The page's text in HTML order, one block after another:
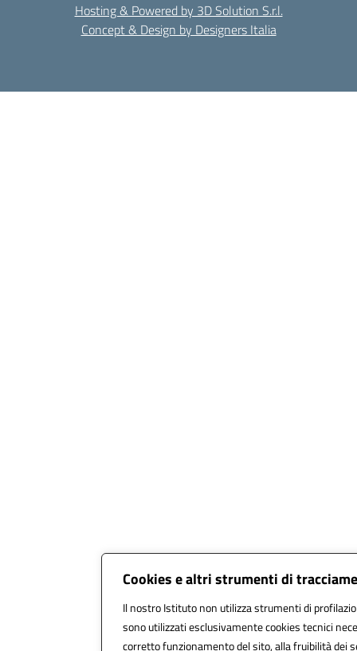
Cookies e altri strumenti di
Il nostro Istituto non utilizza strumenti di
sono utilizzati esclusivamente cookies tecnici
corretto funzionamento del sito, alla fruibilità dei
Hosting & Powered by 3D Solution S.r.l.
Concept & Design by Designers Italia